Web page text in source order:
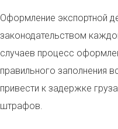
Оформление экспортной
законодательством
случаев процесс
правильного заполнения
привести к задержке
штрафов.